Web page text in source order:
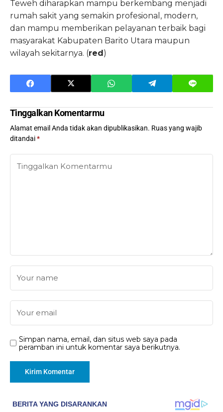
Teweh diharapkan mampu berkembang menjadi
rumah sakit yang semakin profesional, modern,
dan mampu memberikan pelayanan terbaik bagi
masyarakat Kabupaten Barito Utara maupun
wilayah sekitarnya. (red)
Tinggalkan Komentarmu
Alamat email Anda tidak akan dipublikasikan. Ruas yang wajib
ditandai*
Simpan nama, email, dan situs web saya pada
peramban ini untuk komentar saya berikutnya.